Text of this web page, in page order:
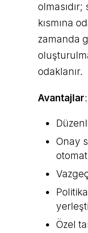
olmasıdır;
kısmına
zamanda
odaklanır.
Avantajlar:
Onay
Özel